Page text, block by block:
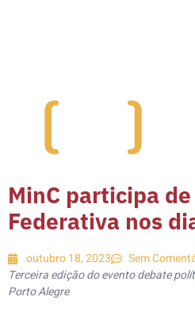
MinC participa
Federativa nos
outubro 18, 2023
Sem
Terceira edição do evento debate
Porto Alegre